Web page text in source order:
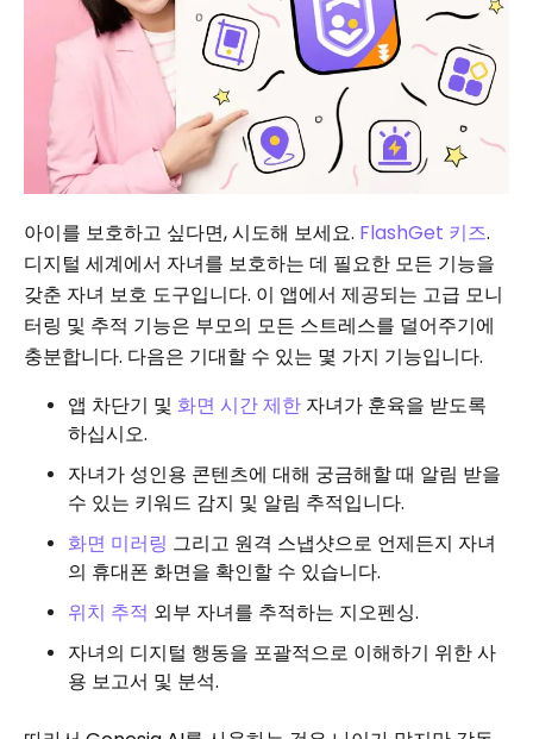
아이를 보호하고 싶다면, 시도해 보세요. FlashGet 키즈.
디지털 세계에서 자녀를 보호하는 데 필요한 모든 기능을
갖춘 자녀 보호 도구입니다. 이 앱에서 제공되는 고급 모니
터링 및 추적 기능은 부모의 모든 스트레스를 덜어주기에
충분합니다. 다음은 기대할 수 있는 몇 가지 기능입니다.
앱 차단기 및 화면 시간 제한 자녀가 훈육을 받도록
하십시오.
자녀가 성인용 콘텐츠에 대해 궁금해할 때 알림 받을
수 있는 키워드 감지 및 알림 추적입니다.
화면 미러링 그리고 원격 스냅샷으로 언제든지 자녀
의 휴대폰 화면을 확인할 수 있습니다.
위치 추적 외부 자녀를 추적하는 지오펜싱.
자녀의 디지털 행동을 포괄적으로 이해하기 위한 사
용 보고서 및 분석.